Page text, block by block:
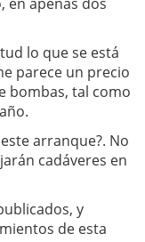
lo que se está
parece un precio
bombas, tal como
arranque?. No
cadáveres en
y
de esta